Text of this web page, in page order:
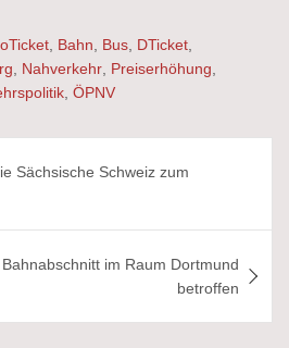
Bahn Bus DTicket
Nahverkehr Preiserhöhung
ÖPNV
Sächsische Schweiz zum
im Raum Dortmund
betroffen